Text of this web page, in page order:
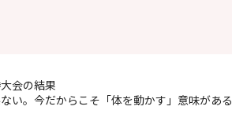
会の結果
い。今だからこそ「体を動かす」意味がある